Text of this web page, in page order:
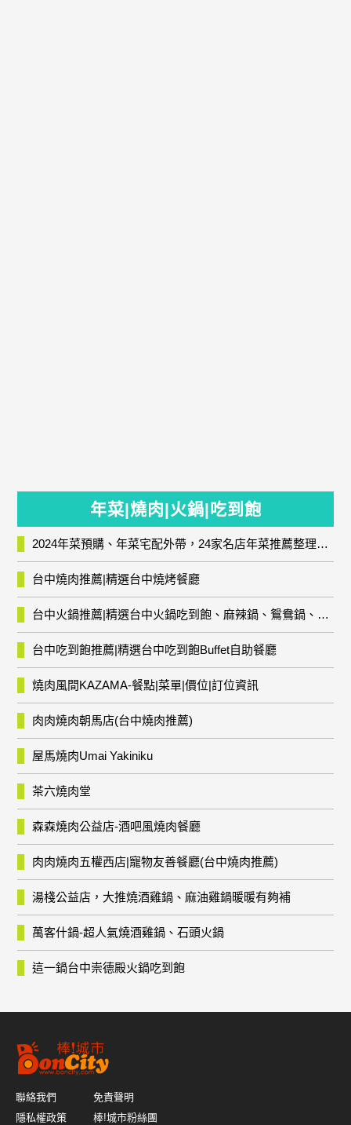
年菜|燒肉|火鍋|吃到飽
2024年菜預購、年菜宅配外帶，24家名店年菜推薦整理，圍爐輕鬆上菜團圓趣
台中燒肉推薦|精選台中燒烤餐廳
台中火鍋推薦|精選台中火鍋吃到飽、麻辣鍋、鴛鴦鍋、石頭火鍋、酸菜白肉鍋、海鮮鍋、燒酒雞、麻油雞、壽喜燒等熱門人氣火鍋店!
台中吃到飽推薦|精選台中吃到飽Buffet自助餐廳
燒肉風間KAZAMA-餐點|菜單|價位|訂位資訊
肉肉燒肉朝馬店(台中燒肉推薦)
屋馬燒肉Umai Yakiniku
茶六燒肉堂
森森燒肉公益店-酒吧風燒肉餐廳
肉肉燒肉五權西店|寵物友善餐廳(台中燒肉推薦)
湯棧公益店，大推燒酒雞鍋、麻油雞鍋暖暖有夠補
萬客什鍋-超人氣燒酒雞鍋、石頭火鍋
這一鍋台中崇德殿火鍋吃到飽
聯絡我們
免責聲明
隱私權政策
棒!城市粉絲團